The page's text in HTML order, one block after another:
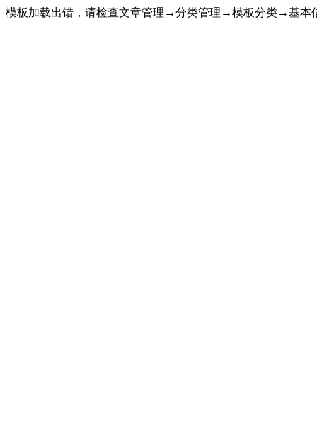
模板加载出错，请检查文章管理→分类管理→模板分类→基本